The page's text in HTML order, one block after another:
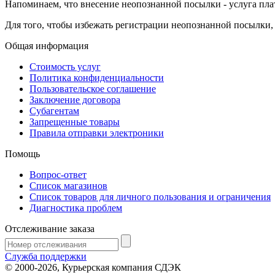
Напоминаем, что внесение неопознанной посылки - услуга
Для того, чтобы избежать регистрации неопознанной
Общая информация
Стоимость услуг
Политика конфиденциальности
Пользовательское соглашение
Заключение договора
Субагентам
Запрещенные товары
Правила отправки электроники
Помощь
Вопрос-ответ
Список магазинов
Список товаров для личного пользования и ограничения
Диагностика проблем
Отслеживание заказа
Служба поддержки
© 2000-2026, Курьерская компания СДЭК